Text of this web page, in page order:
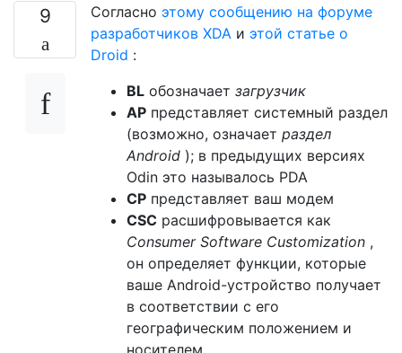
9 Согласно этому сообщению на форуме
разработчиков XDA и этой статье о
Droid :
BL обозначает загрузчик
AP представляет системный раздел
(возможно, означает раздел
Android ); в предыдущих версиях
Odin это называлось PDA
CP представляет ваш модем
CSC расшифровывается как
Consumer Software Customization ,
он определяет функции, которые
ваше Android-устройство получает
в соответствии с его
географическим положением и
носителем.